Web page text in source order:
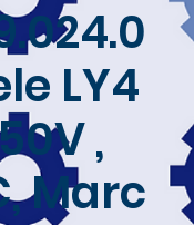
LY4
,
Marc